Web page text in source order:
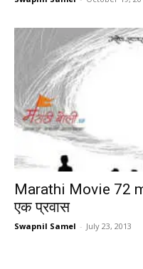
Marathi Movie 72
एक प्रवास
Swapnil Samel - July 23, 2013